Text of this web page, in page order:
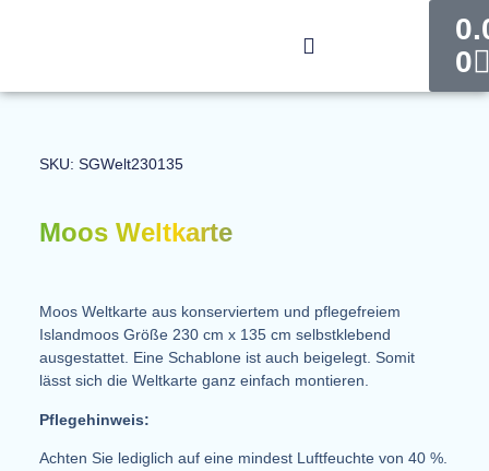
0
SKU: SGWelt230135
Moos Weltkarte
Moos Weltkarte aus konserviertem und pflegefreiem
Islandmoos Größe 230 cm x 135 cm selbstklebend
ausgestattet. Eine Schablone ist auch beigelegt. Somit
lässt sich die Weltkarte ganz einfach montieren.
Pflegehinweis:
Achten Sie lediglich auf eine mindest Luftfeuchte von 40 %.